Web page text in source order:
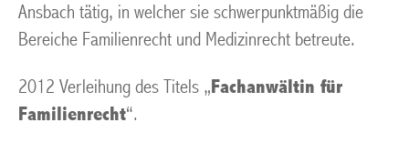
Ansbach tätig, in welcher sie schwerpunktmäßig die
Bereiche Familienrecht und Medizinrecht betreute.
2012 Verleihung des Titels „Fachanwältin für
Familienrecht“.